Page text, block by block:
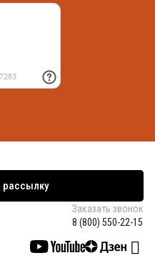
рассылку
Заказать звонок
8 (800) 550-22-15